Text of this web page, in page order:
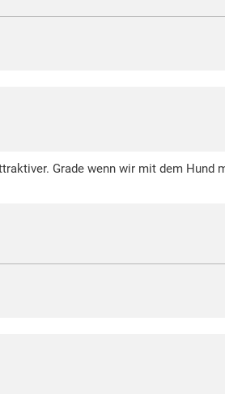
Grade wenn wir mit dem Hund